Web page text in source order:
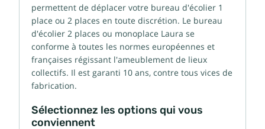
permettent de déplacer votre bureau d'écolier 1
place ou 2 places en toute discrétion. Le bureau
d'écolier 2 places ou monoplace Laura se
conforme à toutes les normes européennes et
françaises régissant l'ameublement de lieux
collectifs. Il est garanti 10 ans, contre tous vices de
fabrication.
Sélectionnez les options qui vous
conviennent